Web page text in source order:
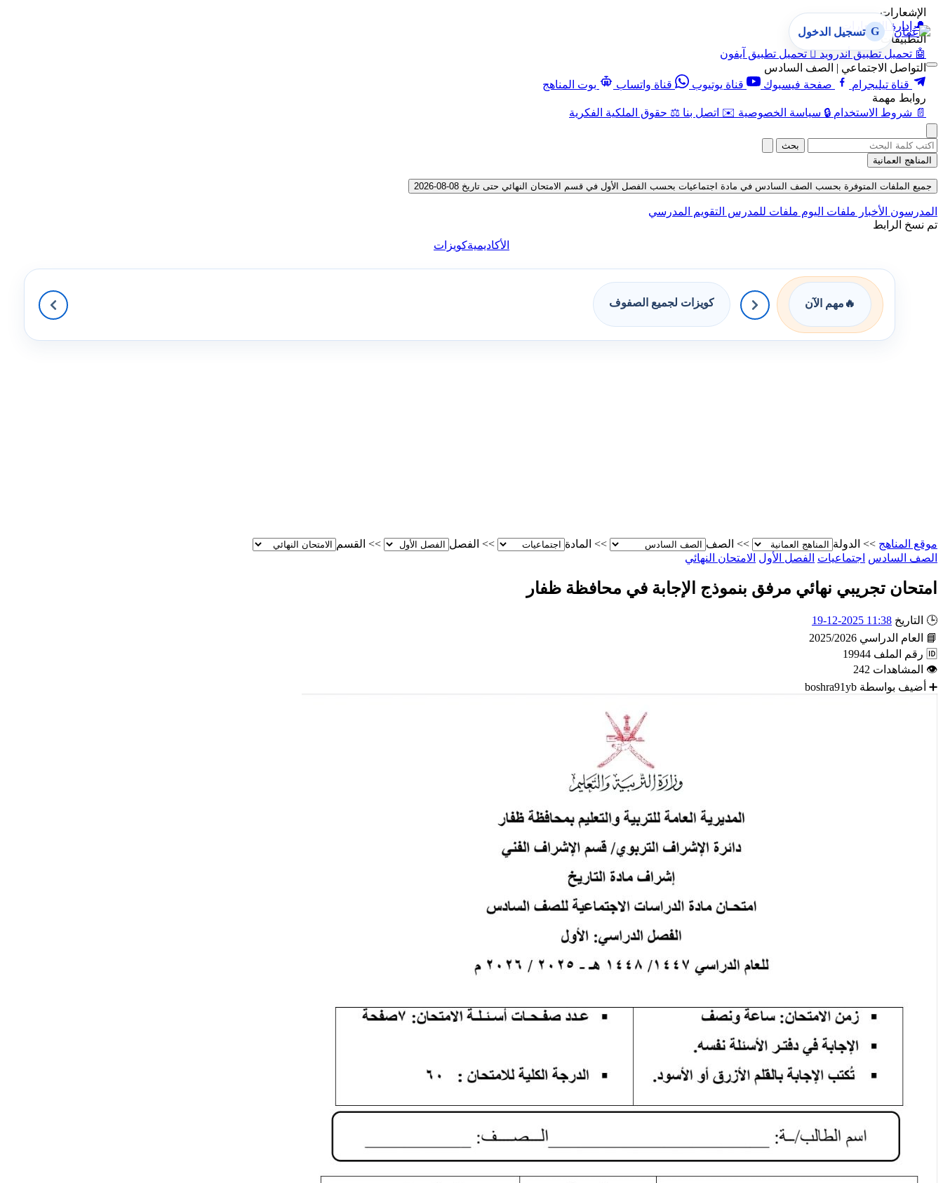
الإشعارات
🔔 إدارة الإشعارات
التطبيقات
🤖 تحميل تطبيق أندرويد  تحميل تطبيق آيفون
التواصل الاجتماعي | الصف السادس
قناة تيليجرام
صفحة فيسبوك قناة يوتيوب قناة واتساب
بوت المناهج
روابط مهمة
📄 شروط الاستخدام 🔒 سياسة الخصوصية ✉️ اتصل بنا ⚖️ حقوق الملكية الفكرية
G تسجيل الدخول
بحث
المناهج العمانية
جميع الملفات المتوفرة بحسب الصف السادس في مادة اجتماعيات بحسب الفصل الأول في قسم الامتحان النهائي حتى تاريخ 08-08-2026
المدرسون الأخبار ملفات اليوم ملفات للمدرس التقويم المدرسي
تم نسخ الرابط
الأكاديميةكويزات
🔥 مهم الآن كويزات لجميع الصفوف
موقع المناهج >> الدولة >> الصف >> المادة >> الفصل >> القسم
الصف السادس اجتماعيات الفصل الأول الامتحان النهائي
امتحان تجريبي نهائي مرفق بنموذج الإجابة في محافظة ظفار
🕒 التاريخ 11:38 2025-12-19
📘
العام الدراسي 2025/2026
🆔 رقم الملف 19944
👁 المشاهدات 242
➕ أضيف بواسطة boshra91yb